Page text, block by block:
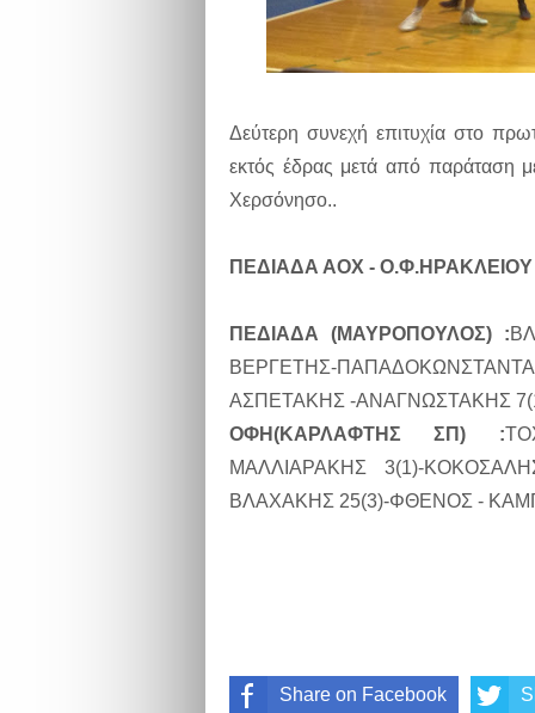
Δεύτερη συνεχή επιτυχία στο
εκτός έδρας μετά από παράταση
Χερσόνησο..
ΠΕΔΙΑΔΑ ΑΟΧ - Ο.Φ.ΗΡΑΚΛΕΙΟΥ
ΠΕΔΙΑΔΑ (ΜΑΥΡΟΠΟΥΛΟΣ) :
ΒΕΡΓΕΤΗΣ-
ΑΣΠΕΤΑΚΗΣ -ΑΝΑΓΝΩΣΤΑΚΗΣ
ΟΦΗ(ΚΑΡΛΑΦΤΗΣ ΣΠ) :
ΜΑΛΛΙΑΡΑΚΗΣ 3(1)-
ΒΛΑΧΑΚΗΣ 25(3)-ΦΘΕΝΟΣ -
Share on Facebook